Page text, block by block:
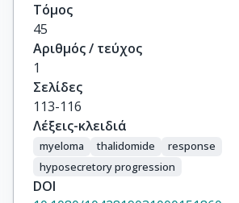
Τόμος
45
Αριθμός / τεύχος
1
Σελίδες
113-116
Λέξεις-κλειδιά
myeloma thalidomide
response
hyposecretory progression
DOI